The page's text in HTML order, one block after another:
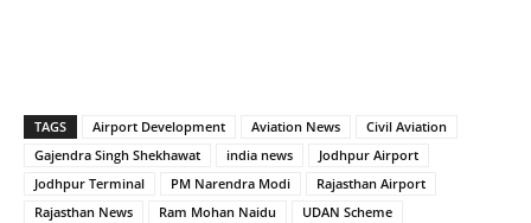
TAGS Airport Development Aviation News
Civil Aviation
Gajendra Singh Shekhawat
india news
Jodhpur Airport
Jodhpur Terminal
PM Narendra Modi
Rajasthan Airport
Rajasthan News
Ram Mohan Naidu UDAN Scheme